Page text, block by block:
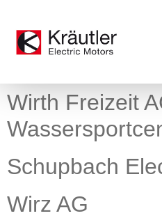
Wirth Freizeit
Schupbach
Wirz AG